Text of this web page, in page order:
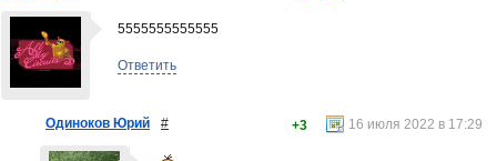
5555555555555
Ответить
Одиноков Юрий # 16 июля 2022 в 17:29
+3